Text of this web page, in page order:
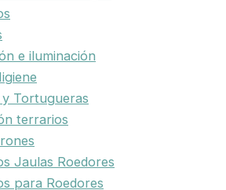
e iluminación
Tortugueras
terrarios
Jaulas Roedores
para Roedores